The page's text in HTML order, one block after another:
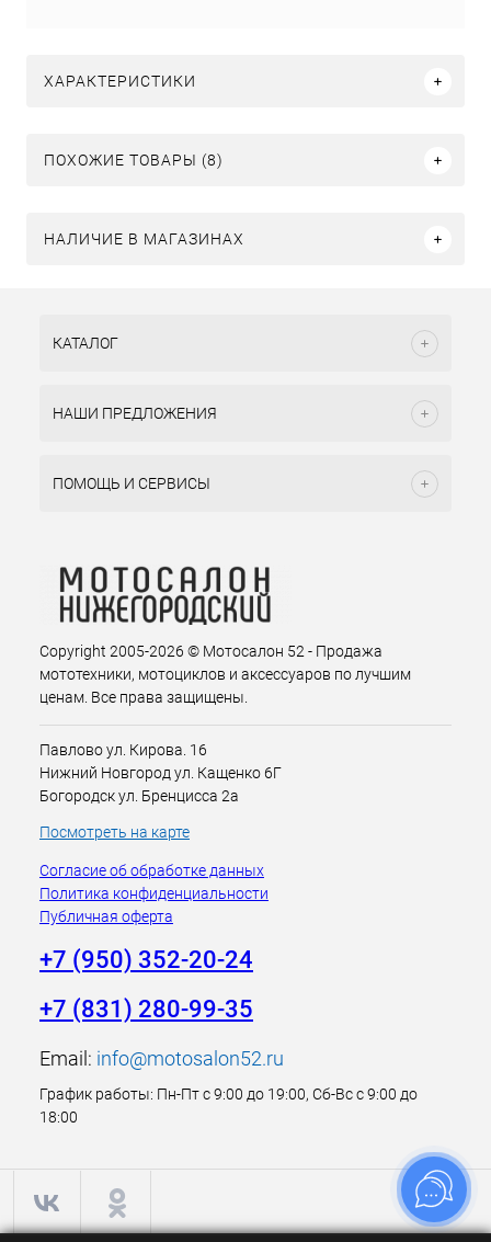
ХАРАКТЕРИСТИКИ
ПОХОЖИЕ ТОВАРЫ (8)
НАЛИЧИЕ В МАГАЗИНАХ
КАТАЛОГ
НАШИ ПРЕДЛОЖЕНИЯ
ПОМОЩЬ И СЕРВИСЫ
Copyright 2005-2026 © Мотосалон 52 - Продажа
мототехники, мотоциклов и аксессуаров по лучшим
ценам. Все права защищены.
Павлово ул. Кирова. 16
Нижний Новгород ул. Кащенко 6Г
Богородск ул. Бренцисса 2а
Посмотреть на карте
Согласие об обработке данных
Политика конфиденциальности
Публичная оферта
+7 (950) 352-20-24
+7 (831) 280-99-35
Email: info@motosalon52.ru
График работы: Пн-Пт с 9:00 до 19:00, Сб-Вс с 9:00 до
18:00